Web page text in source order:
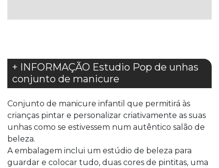
+ INFORMAÇÃO Estudio Pop de unhas
conjunto de manicure
Conjunto de manicure infantil que permitirá às
crianças pintar e personalizar criativamente as suas
unhas como se estivessem num autêntico salão de
beleza.
A embalagem inclui um estúdio de beleza para
guardar e colocar tudo, duas cores de pintitas, uma